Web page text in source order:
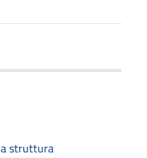
struttura